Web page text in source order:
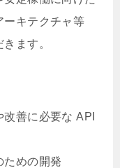
ーキテクチャ等
ます。
善に必要な API
ための開発